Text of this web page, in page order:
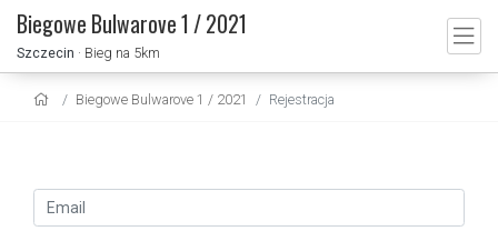
Biegowe Bulwarove 1 / 2021
Szczecin · Bieg na 5km
Biegowe Bulwarove 1 / 2021 Rejestracja